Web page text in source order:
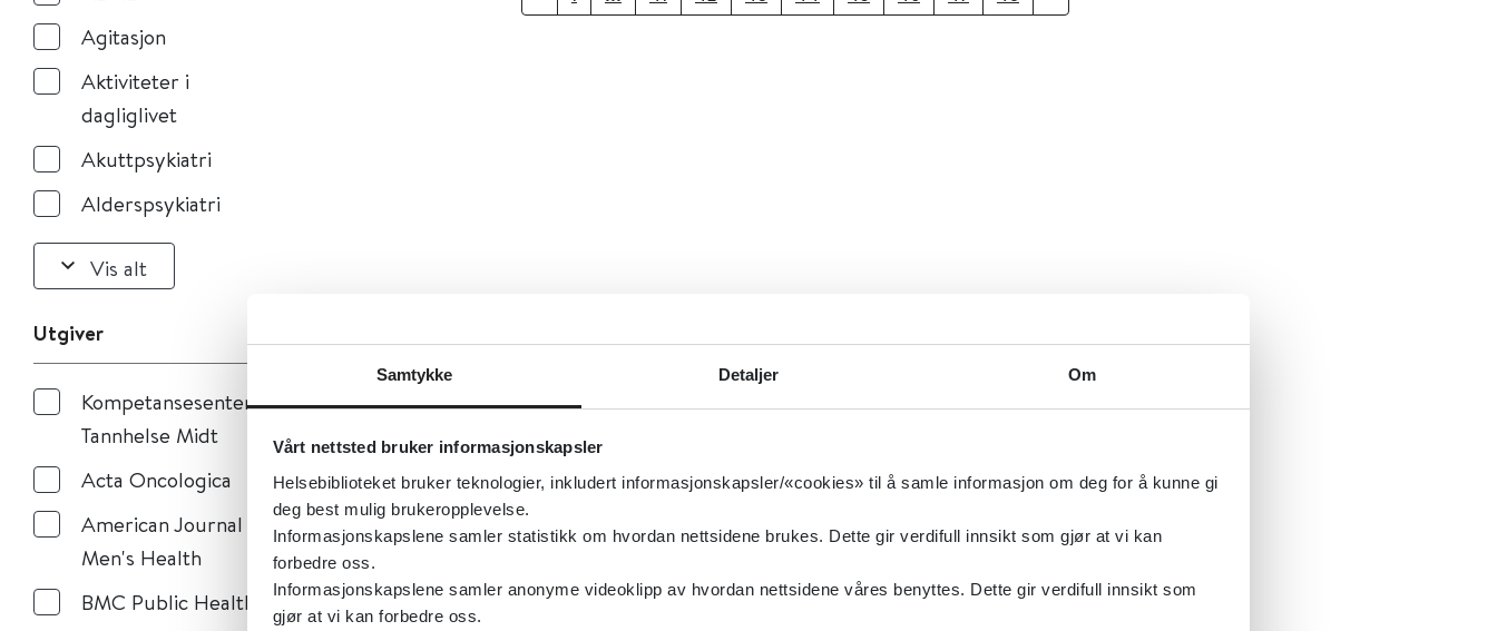
Samtykke Detaljer Om
Vårt nettsted bruker informasjonskapsler
Helsebiblioteket bruker teknologier, inkludert informasjonskapsler/«cookies» til å samle informasjon om deg for å kunne gi
deg best mulig brukeropplevelse.
Informasjonskapslene samler statistikk om hvordan nettsidene brukes. Dette gir verdifull innsikt som gjør at vi kan
forbedre oss.
Informasjonskapslene samler anonyme videoklipp av hvordan nettsidene våres benyttes. Dette gir verdifull innsikt som
gjør at vi kan forbedre oss.
Agitasjon
Aktiviteter i
dagliglivet
Akuttpsykiatri
Alderspsykiatri
Vis alt
Utgiver
Kompetansesenteret
Tannhelse Midt
Acta Oncologica
American Journal of
Men's Health
BMC Public Health